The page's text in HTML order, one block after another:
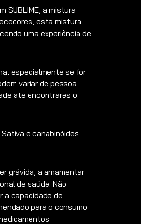
SUBLIME, a mistura
esta mistura
uma experiência de
especialmente se for
variar de pessoa
até encontrares o
e canabinóides
grávida, a amamentar
de saúde. Não
a capacidade de
para o consumo